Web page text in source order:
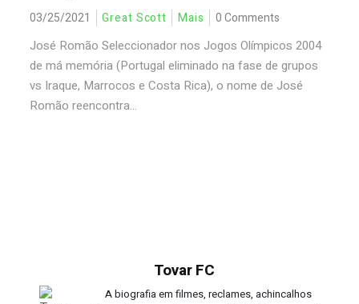
03/25/2021 Great Scott Mais 0 Comments
José Romão Seleccionador nos Jogos Olímpicos 2004
de má memória (Portugal eliminado na fase de grupos
vs Iraque, Marrocos e Costa Rica), o nome de José
Romão reencontra...
Tovar FC
A biografia em filmes, reclames, achincalhos